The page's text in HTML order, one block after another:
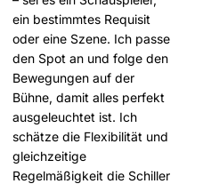
ein bestimmtes Requisit
oder eine Szene. Ich passe
den Spot an und folge den
Bewegungen auf der
Bühne, damit alles perfekt
ausgeleuchtet ist. Ich
schätze die Flexibilität und
gleichzeitige
Regelmäßigkeit die Schiller